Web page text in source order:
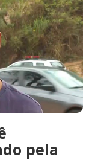
pela